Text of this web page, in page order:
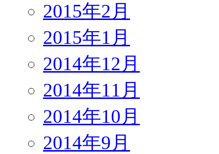
2015年2月
2015年1月
2014年12月
2014年11月
2014年10月
2014年9月